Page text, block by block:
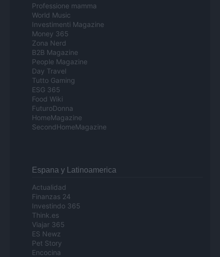
Professione mamma
World Music
Investimenti Magazine
Money 365
Zona Nerd
B2B Magazine
People Magazine
Day Travel
Tutto Gaming
ESG 365
Food Wiki
FuturoDonna
HomeMagazine
SecondHomeMagazine
Espana y Latinoamerica
Actualidad
Finanzas 24
Investindo 365
Think.es
Viajar 365
ES Newz
Pet Story
Encocina